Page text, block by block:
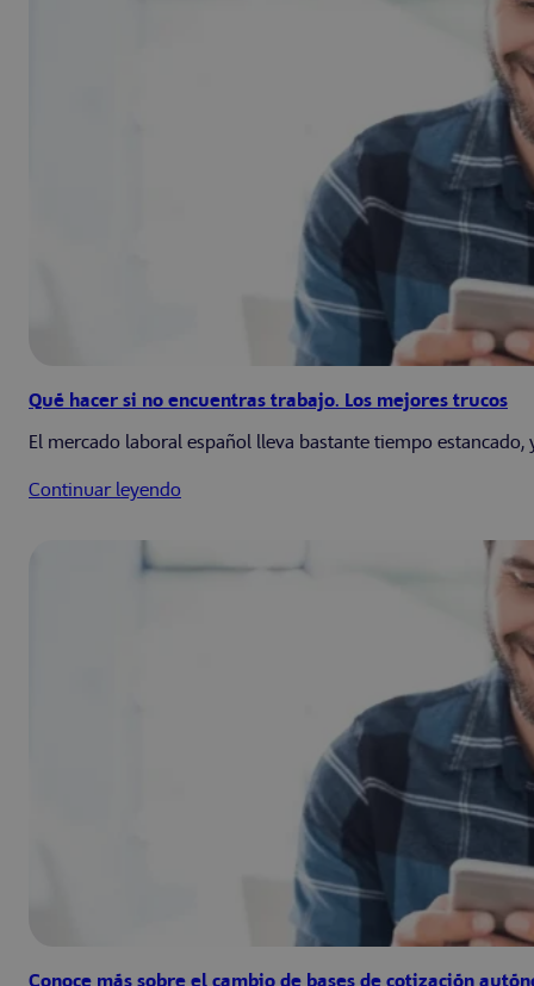
Qué hacer si no encuentras trabajo. Los mejores trucos
El mercado laboral español lleva bastante tiempo
Continuar leyendo
Conoce más sobre el cambio de bases de cotización